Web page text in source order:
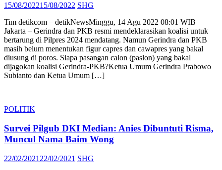
Posted
15/08/202215/08/2022 Author
SHG
Tim detikcom – detikNewsMinggu, 14 Agu 2022 08:01 WIB
Jakarta – Gerindra dan PKB resmi mendeklarasikan koalisi untuk
bertarung di Pilpres 2024 mendatang. Namun Gerindra dan PKB
masih belum menentukan figur capres dan cawapres yang bakal
diusung di poros. Siapa pasangan calon (paslon) yang bakal
dijagokan koalisi Gerindra-PKB?Ketua Umum Gerindra Prabowo
Subianto dan Ketua Umum […]
POLITIK
Survei Pilgub DKI Median: Anies Dibuntuti Risma,
Muncul Nama Baim Wong
Posted
22/02/2021 22/02/2021 Author
SHG